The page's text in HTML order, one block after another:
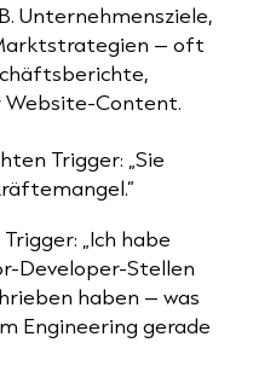
B. Unternehmensziele,
– oft
Website-Content.
Trigger: „Sie
„Ich habe
Developer-Stellen
haben – was
Engineering gerade